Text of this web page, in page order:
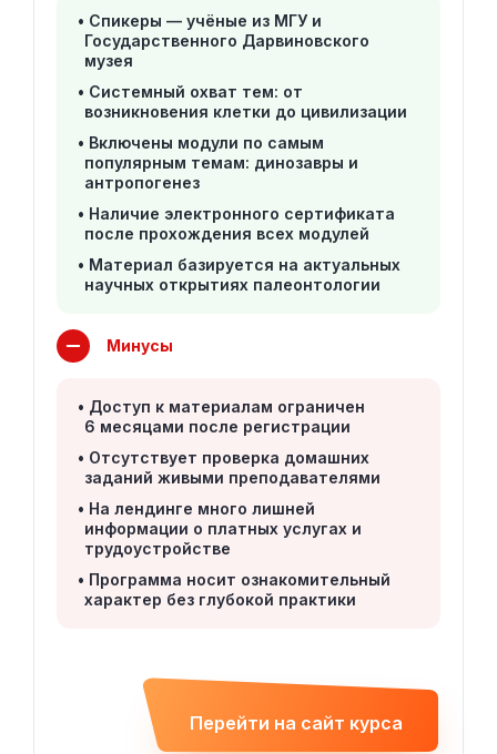
Спикеры — учёные из МГУ и
Государственного Дарвиновского
музея
Системный охват тем: от
возникновения клетки до цивилизации
Включены модули по самым
популярным темам: динозавры и
антропогенез
Наличие электронного сертификата
после прохождения всех модулей
Материал базируется на актуальных
научных открытиях палеонтологии
Минусы
Доступ к материалам ограничен
6 месяцами после регистрации
Отсутствует проверка домашних
заданий живыми преподавателями
На лендинге много лишней
информации о платных услугах и
трудоустройстве
Программа носит ознакомительный
характер без глубокой практики
Перейти на сайт курса